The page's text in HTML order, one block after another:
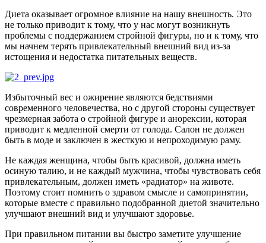
Диета оказывает огромное влияние на нашу внешность. Это
не только приводит к тому, что у нас могут возникнуть
проблемы с поддержанием стройной фигуры, но и к тому, что
мы начнем терять привлекательный внешний вид из-за
истощения и недостатка питательных веществ.
Избыточный вес и ожирение являются бедствиями
современного человечества, но с другой стороны существует
чрезмерная забота о стройной фигуре и анорексии, которая
приводит к медленной смерти от голода. Салон не должен
быть в моде и заключен в жесткую и непроходимую раму.
Не каждая женщина, чтобы быть красивой, должна иметь
осиную талию, и не каждый мужчина, чтобы чувствовать себя
привлекательным, должен иметь «радиатор» на животе.
Поэтому стоит помнить о здравом смысле и самопринятии,
которые вместе с правильно подобранной диетой значительно
улучшают внешний вид и улучшают здоровье.
При правильном питании вы быстро заметите улучшение